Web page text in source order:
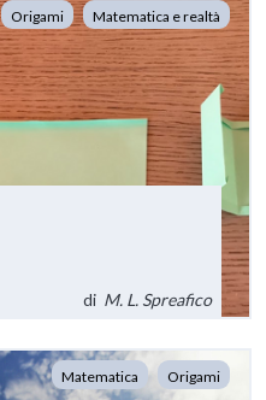
Origami Matematica e realtà
di M. L. Spreafico
Matematica Origami